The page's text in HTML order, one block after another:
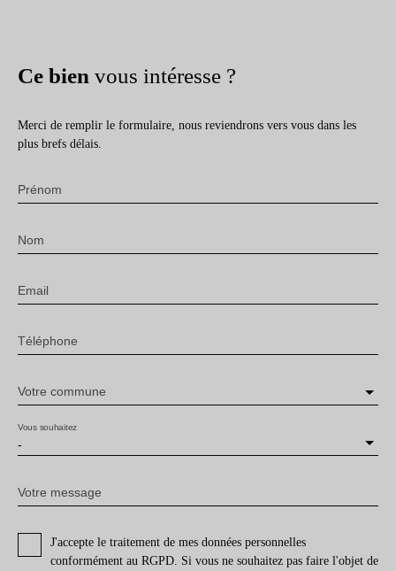
Ce bien vous intéresse ?
Merci de remplir le formulaire, nous reviendrons vers vous dans les
plus brefs délais.
Prénom
Nom
Email
Téléphone
Votre commune
-
Vous souhaitez
Votre message
J'accepte le traitement de mes données personnelles
conformément au RGPD. Si vous ne souhaitez pas faire l'objet de